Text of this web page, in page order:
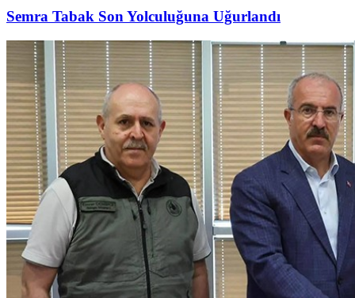
Semra Tabak Son Yolculuğuna Uğurlandı